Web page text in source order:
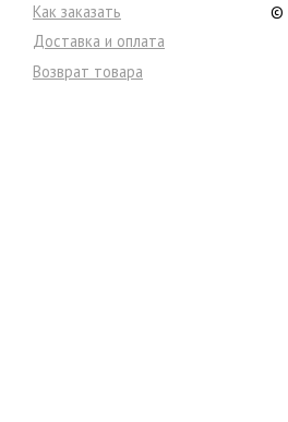
Как заказать
Доставка и оплата
Возврат товара
©